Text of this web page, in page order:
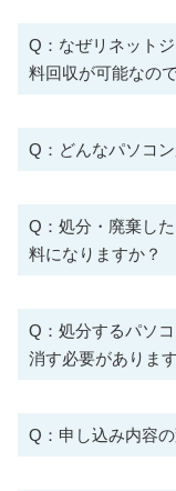
Q：なぜリネット
料回収が可能なの
Q：どんなパソコ
Q：処分・廃棄し
料になりますか？
Q：処分するパソ
消す必要がありま
Q：申し込み内容